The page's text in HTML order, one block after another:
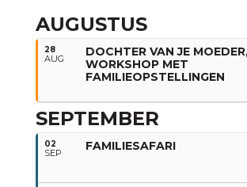
AUGUSTUS
28
AUG
DOCHTER VAN JE
WORKSHOP MET
FAMILIEOPSTELLINGEN
SEPTEMBER
02
SEP FAMILIESAFARI